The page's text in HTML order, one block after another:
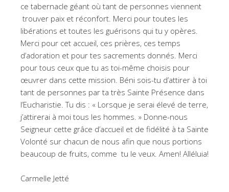
ce tabernacle géant où tant de personnes viennent
trouver paix et réconfort. Merci pour toutes les
libérations et toutes les guérisons qui tu y opères.
Merci pour cet accueil, ces prières, ces temps
d’adoration et pour tes sacrements donnés. Merci
pour tous ceux que tu as toi-même choisis pour
œuvrer dans cette mission. Béni sois-tu d’attirer à toi
tant de personnes par ta très Sainte Présence dans
l’Eucharistie. Tu dis : « Lorsque je serai élevé de terre,
j’attirerai à moi tous les hommes. » Donne-nous
Seigneur cette grâce d’accueil et de fidélité à ta Sainte
Volonté sur chacun de nous afin que nous portions
beaucoup de fruits, comme tu le veux. Amen! Alléluia!
Carmelle Jetté